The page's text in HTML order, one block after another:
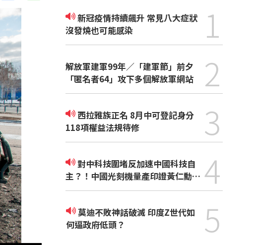
新冠疫情持續飆升 常見八大症狀
沒發燒也可能感染
1
解放軍建軍99年／「建軍節」前夕
「匿名者64」攻下多個解放軍網站
2
118項權益法規待修
3
對中科技圍堵反加速中國科技自
主？！中國光刻機量產印證黃仁勳觀
點
4
莫迪不敗神話破滅 印度Z世代如
何逼政府低頭？
5